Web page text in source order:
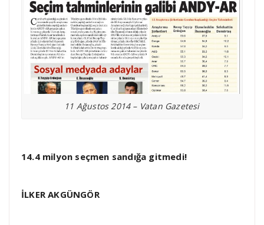
11 Ağustos 2014 – Vatan Gazetesi
14.4 milyon seçmen sandığa gitmedi!
İLKER AKGÜNGÖR